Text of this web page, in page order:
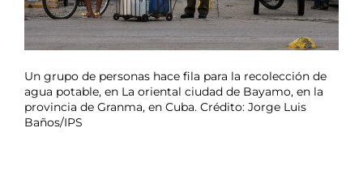
Un grupo de personas hace fila para la recolección de
agua potable, en La oriental ciudad de Bayamo, en la
provincia de Granma, en Cuba. Crédito: Jorge Luis
Baños/IPS